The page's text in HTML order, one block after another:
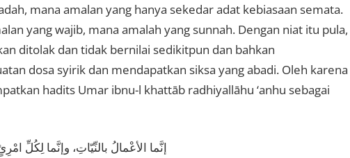
mana amalan yang hanya sekedar adat kebiasaan semata.
yang wajib, mana amalah yang sunnah. Dengan niat itu pula,
ditolak dan tidak bernilai sedikitpun dan bahkan
dosa syirik dan mendapatkan siksa yang abadi. Oleh karena
hadits Umar ibnu-l khattāb radhiyallāhu ‘anhu sebagai
إنَّما الأعْمالُ بالنِّيّاتِ، وإنَّما لِكُلِّ